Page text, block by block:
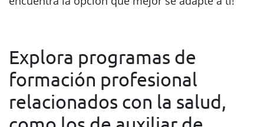
Explora programas de
formación profesional
relacionados con la salud,